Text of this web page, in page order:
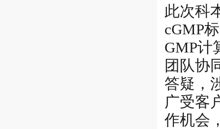
此次科
cGMP
GMP计
团队协
答疑，
广受客
作机会